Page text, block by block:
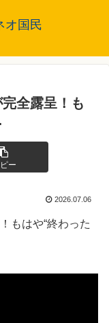
オ国民
全露呈！も
ー
2026.07.06
もはや“終わった